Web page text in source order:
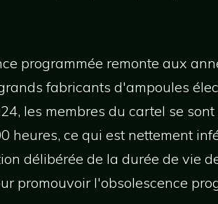
programmée remonte aux
fabricants d'ampoules
les membres du cartel se
heures, ce qui est nettement
délibérée de la durée de vie
promouvoir l'obsolescence